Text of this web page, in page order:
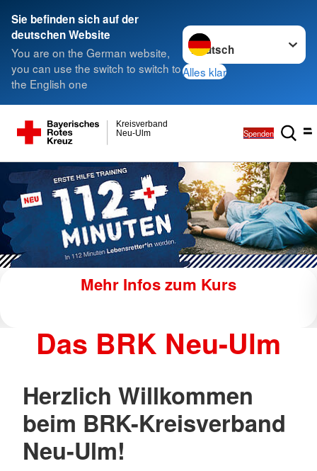
Sie befinden sich auf der
deutschen Website
You are on the German website,
you can use the switch to switch to
the English one
Sprache wechseln zu
Alles klar
Neu-Ulm
Kreisverband
Spenden
Zur Stellenbörse
Das BRK Neu-Ulm
Herzlich Willkommen
beim BRK-Kreisverband
Neu-Ulm!